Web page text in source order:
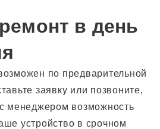
в день
по предварительной
заявку или позвоните,
менеджером возможность
устройство в срочном